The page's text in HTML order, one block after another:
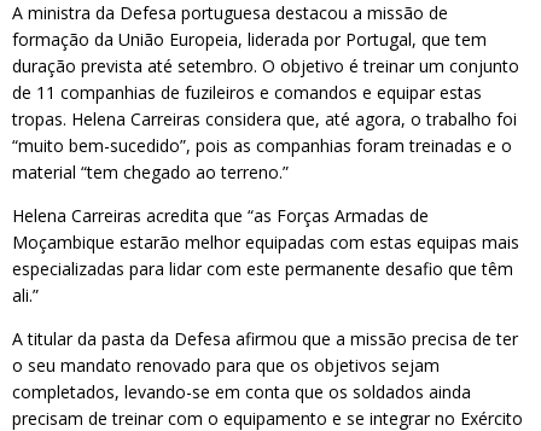
A ministra da Defesa portuguesa destacou a missão de
formação da União Europeia, liderada por Portugal, que tem
duração prevista até setembro. O objetivo é treinar um conjunto
de 11 companhias de fuzileiros e comandos e equipar estas
tropas. Helena Carreiras considera que, até agora, o trabalho foi
“muito bem-sucedido”, pois as companhias foram treinadas e o
material “tem chegado ao terreno.”
Helena Carreiras acredita que “as Forças Armadas de
Moçambique estarão melhor equipadas com estas equipas mais
especializadas para lidar com este permanente desafio que têm
ali.”
A titular da pasta da Defesa afirmou que a missão precisa de ter
o seu mandato renovado para que os objetivos sejam
completados, levando-se em conta que os soldados ainda
precisam de treinar com o equipamento e se integrar no Exército